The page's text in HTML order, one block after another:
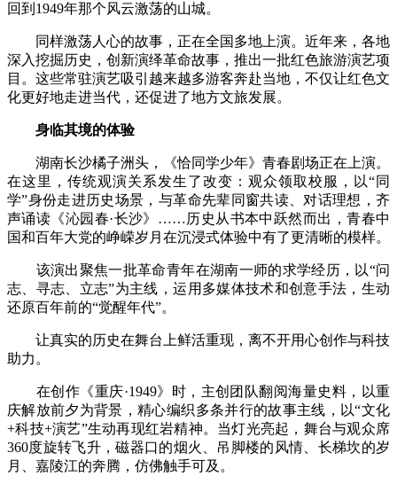
回到1949年那个风云激荡的山城。
同样激荡人心的故事，正在全国多地上演。近年来，各地
深入挖掘历史，创新演绎革命故事，推出一批红色旅游演艺项
目。这些常驻演艺吸引越来越多游客奔赴当地，不仅让红色文
化更好地走进当代，还促进了地方文旅发展。
身临其境的体验
湖南长沙橘子洲头，《恰同学少年》青春剧场正在上演。
在这里，传统观演关系发生了改变：观众领取校服，以“同
学”身份走进历史场景，与革命先辈同窗共读、对话理想，齐
声诵读《沁园春·长沙》……历史从书本中跃然而出，青春中
国和百年大党的峥嵘岁月在沉浸式体验中有了更清晰的模样。
该演出聚焦一批革命青年在湖南一师的求学经历，以“问
志、寻志、立志”为主线，运用多媒体技术和创意手法，生动
还原百年前的“觉醒年代”。
让真实的历史在舞台上鲜活重现，离不开用心创作与科技
助力。
在创作《重庆·1949》时，主创团队翻阅海量史料，以重
庆解放前夕为背景，精心编织多条并行的故事主线，以“文化
+科技+演艺”生动再现红岩精神。当灯光亮起，舞台与观众席
360度旋转飞升，磁器口的烟火、吊脚楼的风情、长梯坎的岁
月、嘉陵江的奔腾，仿佛触手可及。